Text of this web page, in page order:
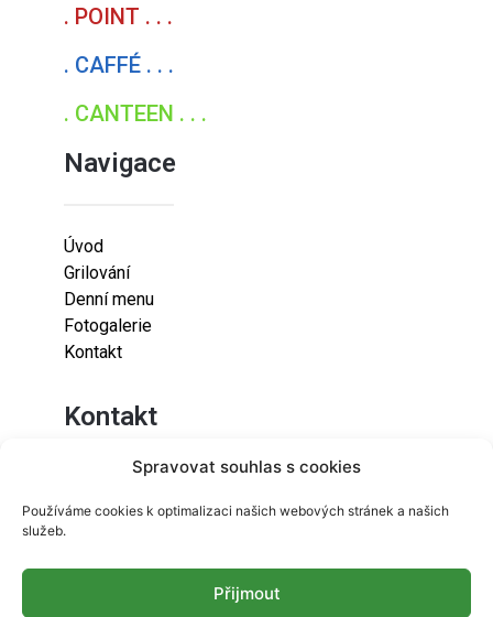
Spravovat souhlas s cookies
Používáme cookies k optimalizaci našich webových stránek a našich
služeb.
Přijmout
. POINT . . .
. CAFFÉ . . .
. CANTEEN . . .
Navigace
Úvod
Grilování
Denní menu
Fotogalerie
Kontakt
Kontakt
Lazaretní 925/9